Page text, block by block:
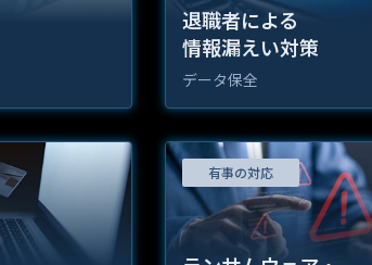
退職者による
情報漏えい対策
データ保全
有事の対応